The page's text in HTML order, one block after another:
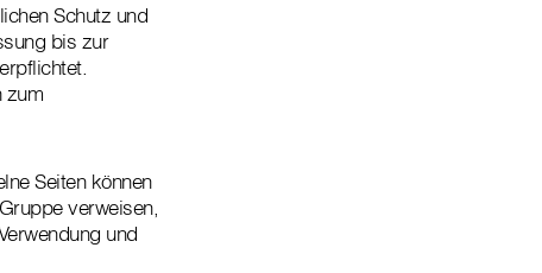
Schutz und
bis zur
zum
Seiten können
verweisen,
und